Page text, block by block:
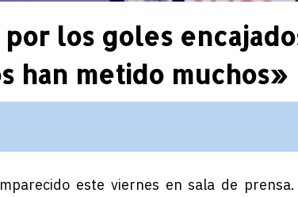
los goles
han metido muchos»
este viernes en sala de prensa.